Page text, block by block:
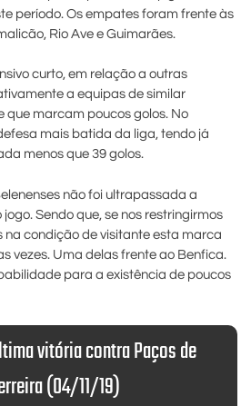
período. Os empates foram frente às
Rio Ave e Guimarães.
curto, em relação a outras
a equipas de similar
que marcam poucos golos. No
mais batida da liga, tendo já
menos que 39 golos.
não foi ultrapassada a
Sendo que, se nos restringirmos
na condição de visitante esta marca
vezes. Uma delas frente ao Benfica.
para a existência de poucos
vitória contra Paços de
(04/11/19)